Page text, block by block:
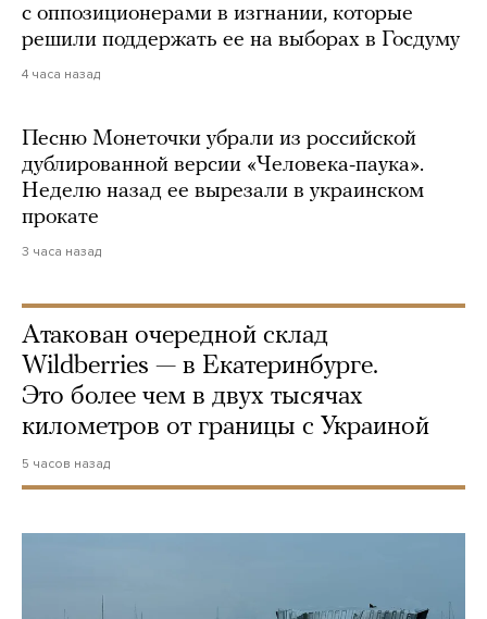
с оппозиционерами в изгнании, которые
решили поддержать ее на выборах в Госдуму
4 часа назад
Песню Монеточки убрали из российской
дублированной версии «Человека-паука».
Неделю назад ее вырезали в украинском
прокате
3 часа назад
Атакован очередной склад
Wildberries — в Екатеринбурге.
Это более чем в двух тысячах
километров от границы с Украиной
5 часов назад